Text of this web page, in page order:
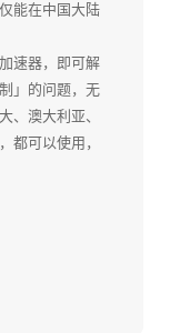
能在中国大陆
速器，即可解
」的问题，无
、澳大利亚、
都可以使用，